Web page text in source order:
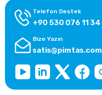
Telefon Destek
+90 530 076 11 34
Bize Yazın
satis@pimtas.com